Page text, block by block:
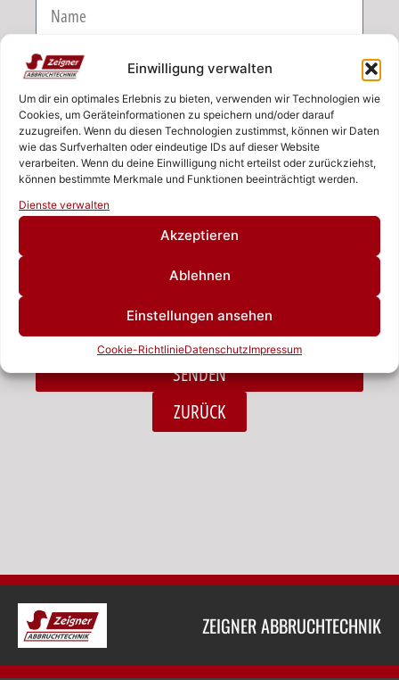
Einwilligung verwalten
Um dir ein optimales Erlebnis zu bieten, verwenden wir Technologien wie
Cookies, um Geräteinformationen zu speichern und/oder darauf
zuzugreifen. Wenn du diesen Technologien zustimmst, können wir Daten
wie das Surfverhalten oder eindeutige IDs auf dieser Website
verarbeiten. Wenn du deine Einwilligung nicht erteilst oder zurückziehst,
können bestimmte Merkmale und Funktionen beeinträchtigt werden.
Dienste verwalten
Akzeptieren
Ablehnen
Einstellungen ansehen
Cookie-RichtlinieDatenschutzImpressum
E-Mail
Telefon
Nachricht
Ich habe die Datenschutzerklärung zur Kenntnis
genommen.*
SENDEN
ZURÜCK
ZEIGNER ABBRUCHTECHNIK
Rufen Sie uns an!